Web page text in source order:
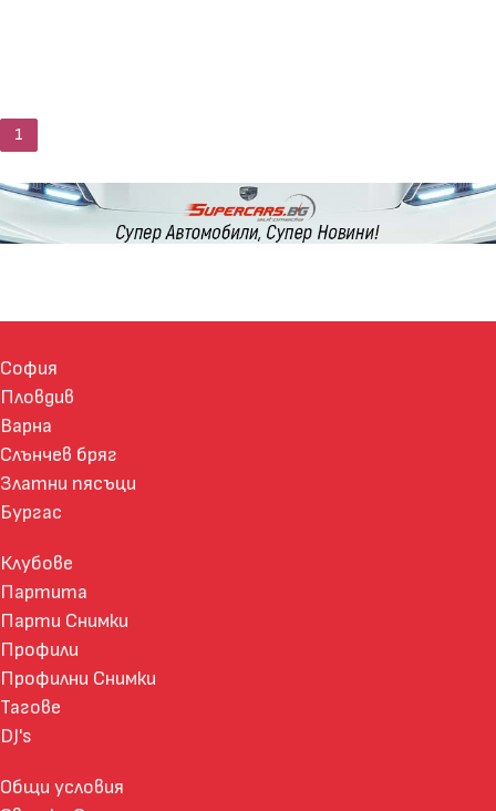
1
София
Пловдив
Варна
Слънчев бряг
Златни пясъци
Бургас
Клубове
Партита
Парти Снимки
Профили
Профилни Снимки
Тагове
DJ's
Общи условия